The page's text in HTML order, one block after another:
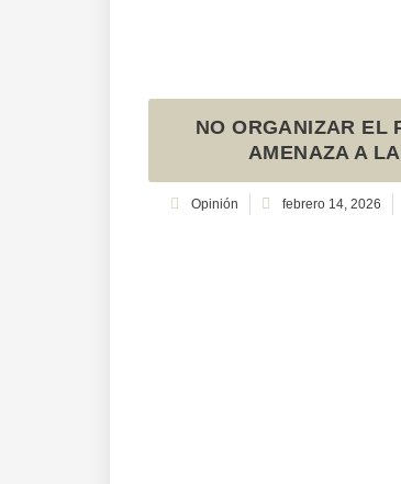
NO ORGANIZAR EL
AMENAZA A
Opinión febrero 14, 2026